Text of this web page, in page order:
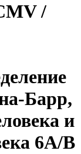
/
Барр,
и
6A/B